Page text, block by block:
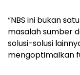
“NBS ini bukan
masalah sumber
solusi-solusi
mengoptimalkan